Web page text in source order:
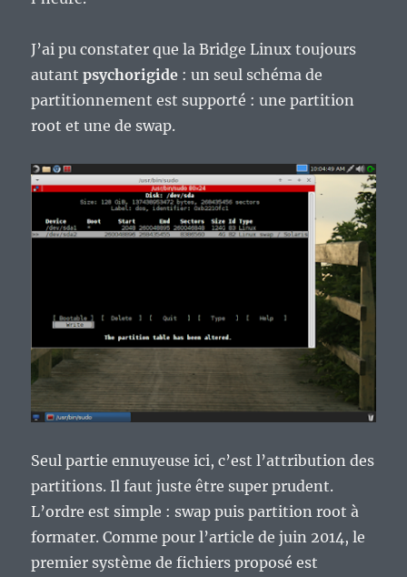
J’ai pu constater que la Bridge Linux toujours
autantpsychorigide : un seul schéma de
partitionnement est supporté : une partition
root et une de swap.
Seul partie ennuyeuse ici, c’est l’attribution des
partitions. Il faut juste être super prudent.
L’ordre est simple : swap puis partition root à
formater. Comme pour l’article de juin 2014, le
premier système de fichiers proposé est